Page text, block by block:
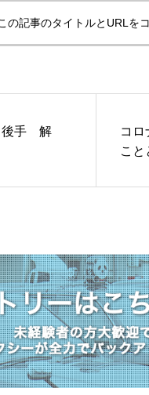
の記事のタイトルとURLを
後手 解
コロ
こと